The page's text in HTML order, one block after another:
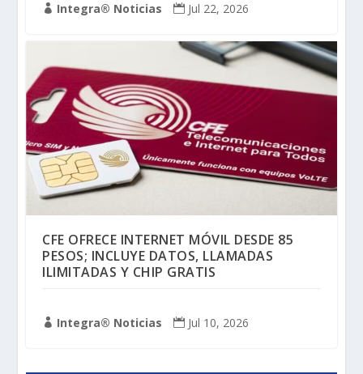
 Integra® Noticias  Jul 22, 2026
CFE OFRECE INTERNET MÓVIL DESDE 85
PESOS; INCLUYE DATOS, LLAMADAS
ILIMITADAS Y CHIP GRATIS
 Integra® Noticias  Jul 10, 2026